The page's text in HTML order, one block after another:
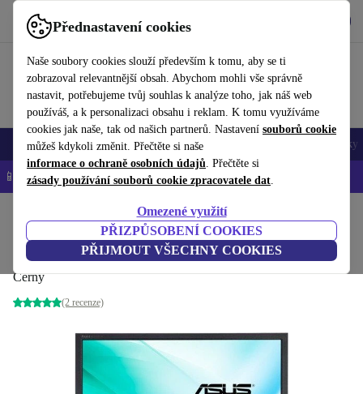
Přednastavení cookies
Naše soubory cookies slouží především k tomu, aby se ti
zobrazoval relevantnější obsah. Abychom mohli vše správně
nastavit, potřebujeme tvůj souhlas k analýze toho, jak náš web
používáš, a k personalizaci obsahu i reklam. K tomu využíváme
cookies jak naše, tak od našich partnerů. Nastavení souborů cookie
můžeš kdykoli změnit. Přečtěte si naše
informace o ochraně osobních údajů. Přečtěte si
zásady používání souborů cookie zpracovatele dat.
Omezené využití
PŘIZPŮSOBENÍ COOKIES
PŘIJMOUT VŠECHNY COOKIES
Používejte refurbed rychle a snadno
Mobily a smartphony Notebooky Tablety Doplňky
📱 -5 % NAVÍC na všechny iPhony – kód: IPHONEDEAL-
ASUS ProArt PA238QR | 23-palcových
Černý
(2 recenze)